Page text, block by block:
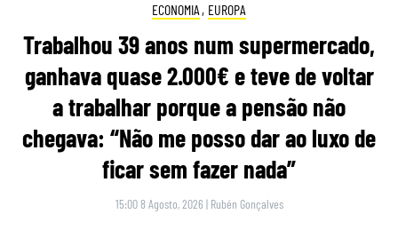
ECONOMIA , EUROPA
Trabalhou 39 anos num supermercado,
ganhava quase 2.000€ e teve de voltar
a trabalhar porque a pensão não
chegava: “Não me posso dar ao luxo de
ficar sem fazer nada”
15:00 8 Agosto, 2026 | Rubén Gonçalves